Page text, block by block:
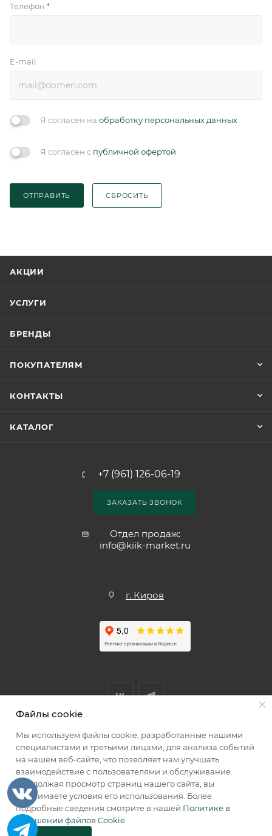
Телефон *
E-mail
Я согласен на обработку персональных данных
Я согласен с публичной офертой
ОТПРАВИТЬ СБРОСИТЬ
АКЦИИ
УСЛУГИ
БРЕНДЫ
ПОКУПАТЕЛЯМ
КОНТАКТЫ
КАТАЛОГ
+7 (961) 126-06-19
ЗАКАЗАТЬ ЗВОНОК
Отдел продаж:
info@kiik-market.ru
г. Киров
Мы принимаем к оплате
2026 © КИИК МАРКЕТ
Файлы cookie
Мы используем файлы cookie, разработанные нашими
специалистами и третьими лицами, для анализа событий
на нашем веб-сайте, что позволяет нам улучшать
взаимодействие с пользователями и обслуживание.
Продолжая просмотр страниц нашего сайта, вы
принимаете условия его использования. Более
подробные сведения смотрите в нашей Политике в
отношении файлов Cookie